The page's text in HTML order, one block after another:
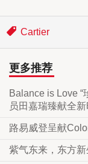
Cartier
更多推荐
Balance is Love “
员田嘉瑞臻献全
路易威登呈献
紫气东来，东方